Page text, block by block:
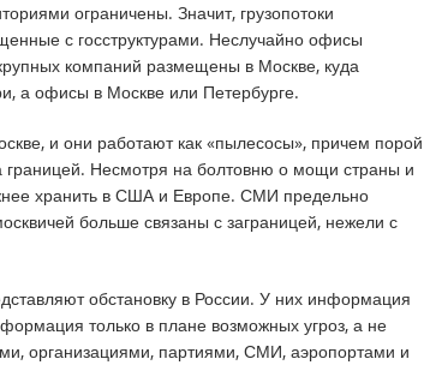
ограничены. Значит, грузопотоки
с госструктурами. Неслучайно офисы
компаний размещены в Москве, куда
а офисы в Москве или Петербурге.
и они работают как «пылесосы», причем порой
границей. Несмотря на болтовню о мощи страны и
хранить в США и Европе. СМИ предельно
больше связаны с заграницей, нежели с
обстановку в России. У них информация
только в плане возможных угроз, а не
организациями, партиями, СМИ, аэропортами и